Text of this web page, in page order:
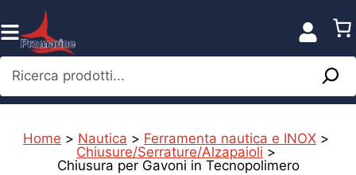
al
contenuto
Ricerca prodotti...
Home > Nautica > Ferramenta nautica e INOX >
Chiusure/Serrature/Alzapaioli >
Chiusura per Gavoni in Tecnopolimero